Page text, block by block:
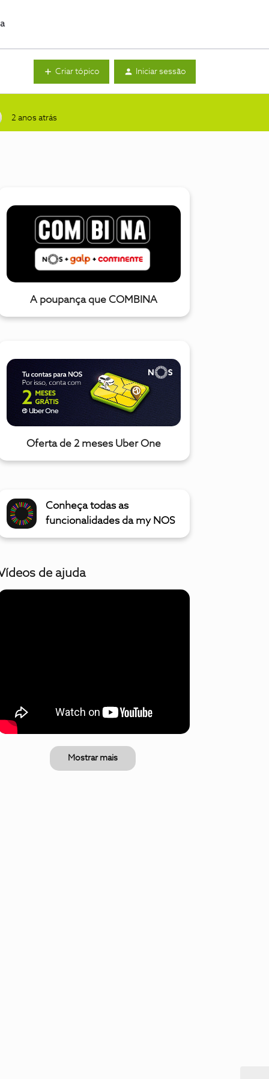
Criar tópico Iniciar sessão
2 anos atrás
A poupança que COMBINA
Oferta de 2 meses Uber One
Conheça todas as
funcionalidades da my NOS
de ajuda
Mostrar mais